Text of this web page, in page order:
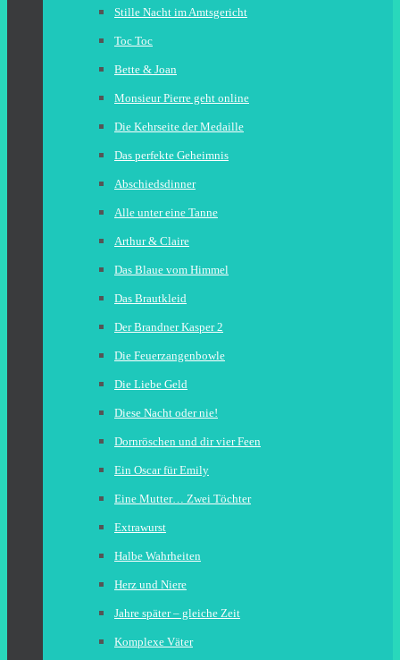
Stille Nacht im Amtsgericht
Toc Toc
Bette & Joan
Monsieur Pierre geht online
Die Kehrseite der Medaille
Das perfekte Geheimnis
Abschiedsdinner
Alle unter eine Tanne
Arthur & Claire
Das Blaue vom Himmel
Das Brautkleid
Der Brandner Kasper 2
Die Feuerzangenbowle
Die Liebe Geld
Diese Nacht oder nie!
Dornröschen und dir vier Feen
Ein Oscar für Emily
Eine Mutter… Zwei Töchter
Extrawurst
Halbe Wahrheiten
Herz und Niere
Jahre später – gleiche Zeit
Komplexe Väter